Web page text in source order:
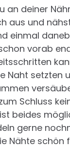
an deiner
aus und
einmal
vorab
Naht setzten
Schluss
beides
gerne
Nähte schön